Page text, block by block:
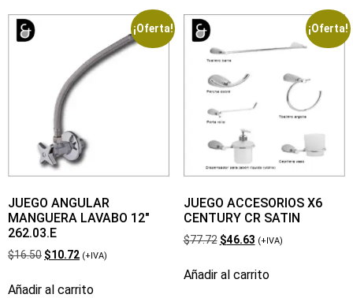
¡Oferta!
JUEGO ANGULAR
MANGUERA LAVABO 12″
262.03.E
$16.50 $10.72 (+IVA)
Añadir al carrito
¡Oferta!
JUEGO ACCESORIOS X6
CENTURY CR SATIN
$77.72 $46.63 (+IVA)
Añadir al carrito